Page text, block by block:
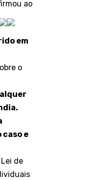
ao
em
o
caso e
de